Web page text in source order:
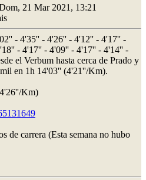
21 Mar 2021, 13:21
- 4'35'' - 4'26'' - 4'12'' - 4'17'' -
- 4'17'' - 4'09'' - 4'17'' - 4'14'' -
el Verbum hasta cerca de Prado y
en 1h 14'03'' (4'21''/Km).
Km)
de carrera (Esta semana no hubo